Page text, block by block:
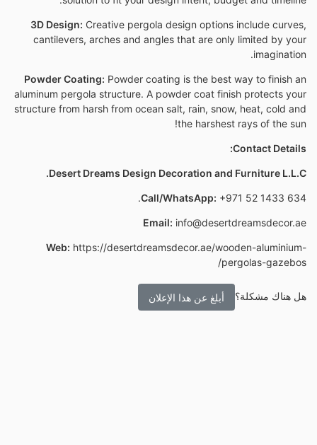
3D Design: Creative pergola design options include curves,
cantilevers, arches and angles that are only limited by your
imagination.
Powder Coating: Powder coating is the best way to finish an
aluminum pergola structure. A powder coat finish protects your
structure from harsh from ocean salt, rain, snow, heat, cold and
the harshest rays of the sun!
Contact Details:
Desert Dreams Design Decoration and Furniture L.L.C.
Call/WhatsApp: +971 52 1433 634.
Email: info@desertdreamsdecor.ae
Web: https://desertdreamsdecor.ae/wooden-aluminium-
pergolas-gazebos/
هل هناك مشكلة؟ أبلغ عن هذا الإعلان